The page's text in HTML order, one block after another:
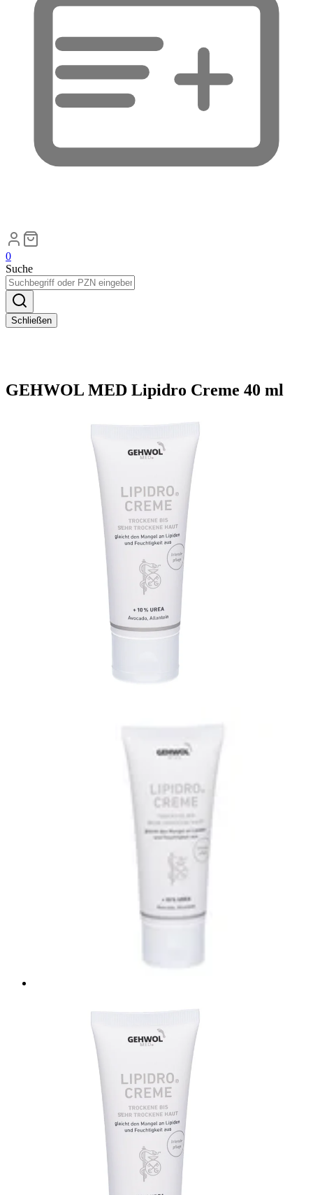
0
Suche
Schließen
GEHWOL MED Lipidro Creme 40 ml